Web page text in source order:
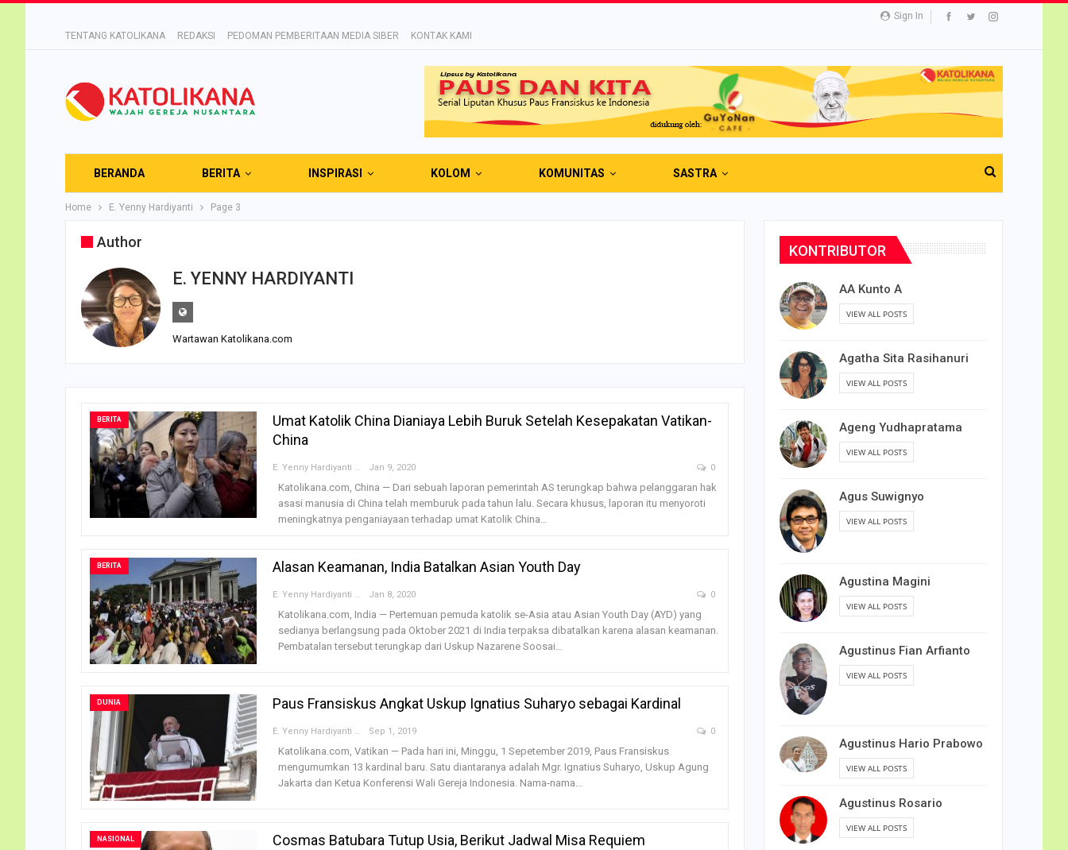
Sign In
TENTANG KATOLIKANA
REDAKSI PEDOMAN PEMBERITAAN MEDIA SIBER KONTAK KAMI
BERANDA BERITA INSPIRASI KOLOM KOMUNITAS SASTRA
Home E. Yenny Hardiyanti Page 3
Author
E. YENNY HARDIYANTI
Wartawan Katolikana.com
BERITA
Umat Katolik China Dianiaya Lebih Buruk Setelah Kesepakatan Vatikan-
China
Jan 9, 2020 0
Katolikana.com, China — Dari sebuah laporan pemerintah AS terungkap bahwa pelanggaran hak
asasi manusia di China telah memburuk pada tahun lalu. Secara khusus, laporan itu menyoroti
meningkatnya penganiayaan terhadap umat Katolik China…
BERITA Alasan Keamanan, India Batalkan Asian Youth Day
Jan 8, 2020 0
Katolikana.com, India — Pertemuan pemuda katolik se-Asia atau Asian Youth Day (AYD) yang
sedianya berlangsung pada Oktober 2021 di India terpaksa dibatalkan karena alasan keamanan.
Pembatalan tersebut terungkap dari Uskup Nazarene Soosai…
DUNIA Paus Fransiskus Angkat Uskup Ignatius Suharyo sebagai Kardinal
E. Yenny Hardiyanti Sep 1, 2019 0
Katolikana.com, Vatikan — Pada hari ini, Minggu, 1 Sepetember 2019, Paus Fransiskus
mengumumkan 13 kardinal baru. Satu diantaranya adalah Mgr. Ignatius Suharyo, Uskup Agung
Jakarta dan Ketua Konferensi Wali Gereja Indonesia. Nama-nama…
NASIONAL Cosmas Batubara Tutup Usia, Berikut Jadwal Misa Requiem
KONTRIBUTOR
AA Kunto A
VIEW ALL POSTS
Agatha Sita Rasihanuri
VIEW ALL POSTS
Ageng Yudhapratama
VIEW ALL POSTS
Agus Suwignyo
VIEW ALL POSTS
Agustina Magini
VIEW ALL POSTS
Agustinus Fian Arfianto
VIEW ALL POSTS
Agustinus Hario Prabowo
VIEW ALL POSTS
Agustinus Rosario
VIEW ALL POSTS